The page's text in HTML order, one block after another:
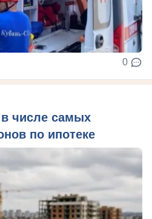
0
в числе самых
по ипотеке